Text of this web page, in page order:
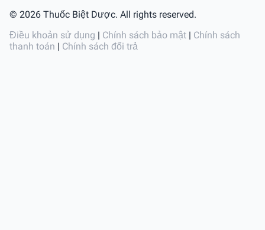
© 2026 Thuốc Biệt Dược. All rights reserved.
Điều khoản sử dụng | Chính sách bảo mật | Chính sách
thanh toán | Chính sách đổi trả